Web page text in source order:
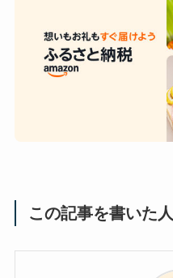
この記事を書いた人